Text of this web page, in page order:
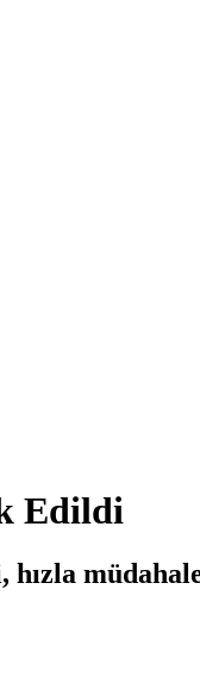
Edildi